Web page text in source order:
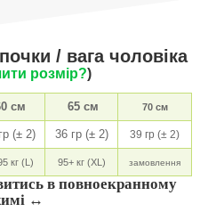
/ вага чоловіка
розмір?)
см 65 см 70 см
(± 2) 36 гр (± 2) 39 гр (± 2)
кг (L) 95+ кг (XL) замовлення
в повноекранному
↔